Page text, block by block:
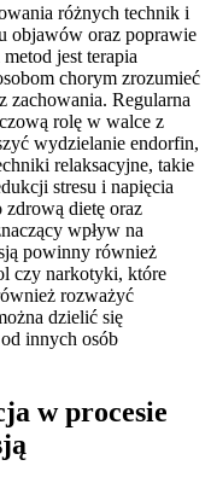
różnych technik i
objawów oraz poprawie
jest terapia
chorym zrozumieć
zachowania. Regularna
rolę w walce z
wydzielanie endorfin,
relaksacyjne, takie
stresu i napięcia
zdrową dietę oraz
wpływ na
powinny również
czy narkotyki, które
rozważyć
dzielić się
innych osób
w procesie